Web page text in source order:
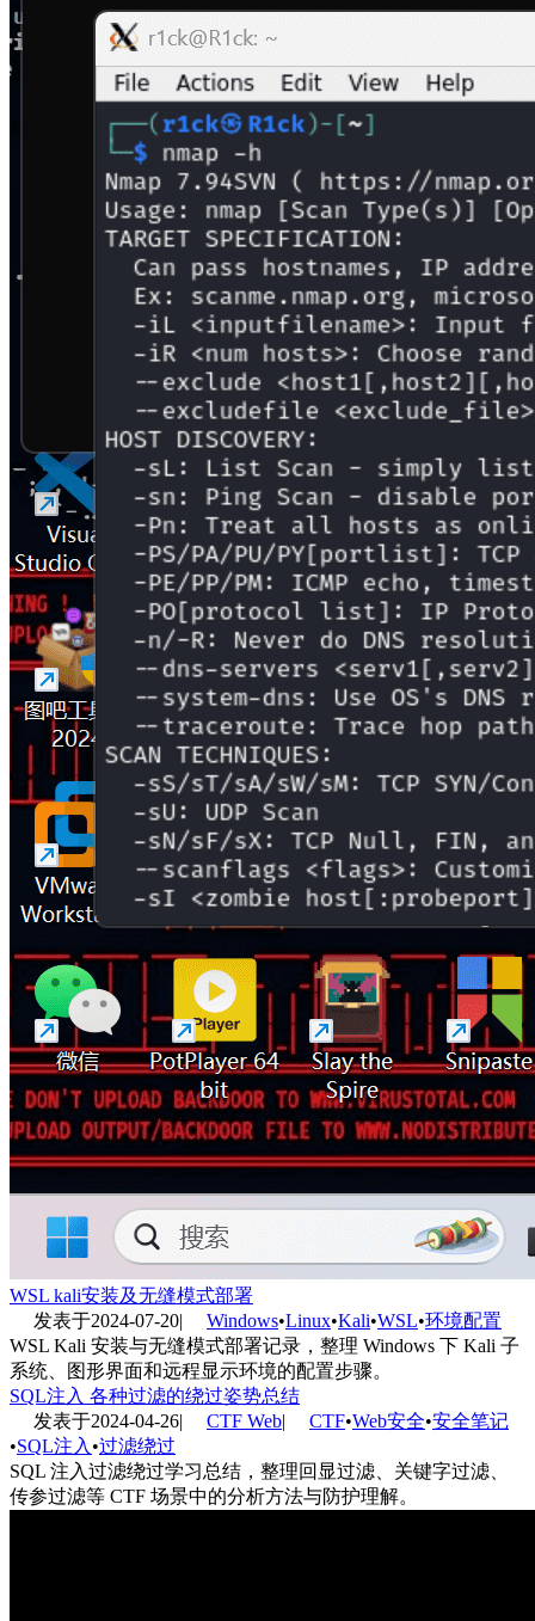
WSL kali安装及无缝模式部署
发表于2024-07-20| Windows•Linux•Kali•WSL•环境配置
WSL Kali 安装与无缝模式部署记录，整理 Windows 下 Kali 子
系统、图形界面和远程显示环境的配置步骤。
SQL注入 各种过滤的绕过姿势总结
发表于2024-04-26| CTF Web| CTF•Web安全•安全笔记
•SQL注入 •过滤绕过
SQL 注入过滤绕过学习总结，整理回显过滤、关键字过滤、
传参过滤等 CTF 场景中的分析方法与防护理解。